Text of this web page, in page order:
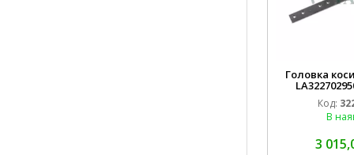
Головка
Код:
В
3